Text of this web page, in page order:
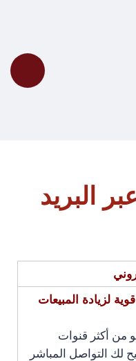
Toggle
البريد
لزيادة المبيعات
من أكثر قنوات
لك التواصل المباشر